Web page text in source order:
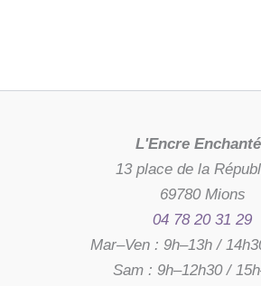
L'Encre
13 place de la
69780 Mions
04 78 20 31 29
Mar–Ven : 9h–13h /
Sam : 9h–12h30 /